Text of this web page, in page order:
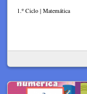
1.º Ciclo | Matemática